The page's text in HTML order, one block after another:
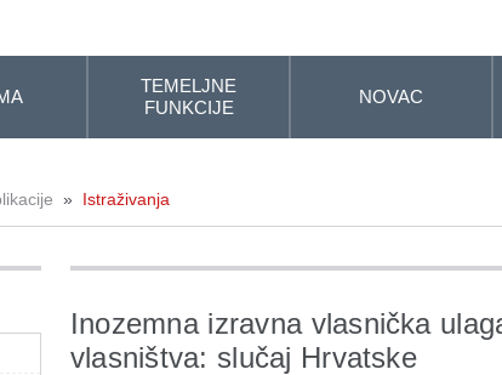
TEMELJNE
FUNKCIJE
NOVAC
» Istraživanja
Inozemna izravna vlasnička
vlasništva: slučaj Hrvatske